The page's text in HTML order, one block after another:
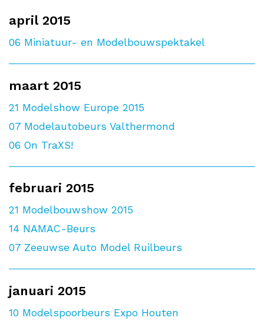
april 2015
06 Miniatuur- en Modelbouwspektakel
maart 2015
21 Modelshow Europe 2015
07 Modelautobeurs Valthermond
06 On TraXS!
februari 2015
21 Modelbouwshow 2015
14 NAMAC-Beurs
07 Zeeuwse Auto Model Ruilbeurs
januari 2015
10 Modelspoorbeurs Expo Houten